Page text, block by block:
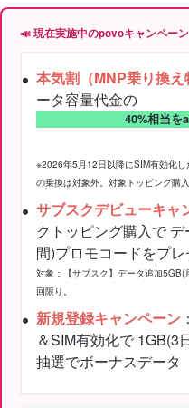
📣 現在実施中のpovoキャンペーン
本気割（MNP乗り換え
ータ容量代金の
40%相当を
※2026年5月12日以降にSIM有効化
の乗換は対象外。対象トッピング購入
サブスクデビューキャ
クトッピング購入で
間)プロモコードをプレ
対象：【サブスク】データ追加
回限り。
新規登録キャンペーン
＆SIM有効化で 1GB(3
抽選でボーナスデータ